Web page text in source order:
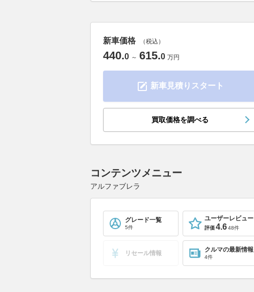
新車価格 （税込）
440.0 ～ 615.0 万円
新車見積りスタート
買取価格を調べる
コンテンツメニュー
アルファブレラ
グレード一覧
5件
ユーザーレビュー
評価4.648件
リセール情報 クルマの最新情報
4件